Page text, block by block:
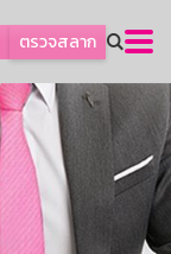
ตรวจสลาก